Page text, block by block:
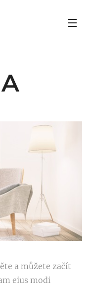
a můžete začít
eius modi